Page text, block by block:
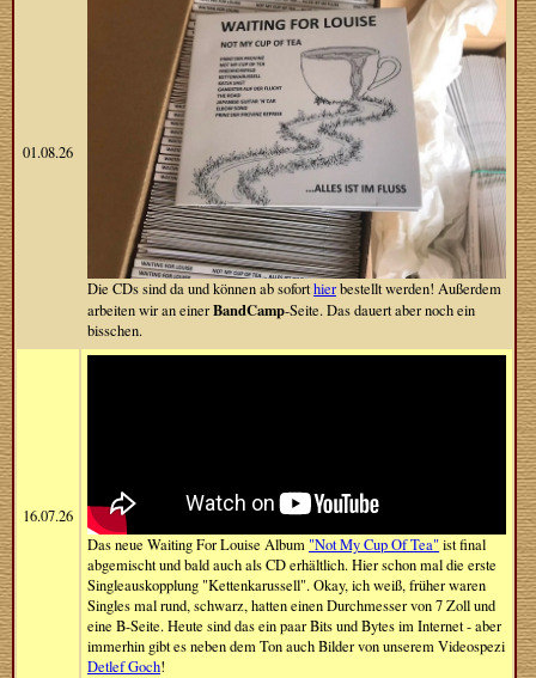
01.08.26
Die CDs sind da und können ab soforthierbestellt werden! Außerdem
arbeiten wir an einerBandCamp-Seite. Das dauert aber noch ein
bisschen.
16.07.26
Das neue Waiting For Louise Album "Not My Cup Of Tea" ist final
abgemischt und bald auch als CD erhältlich. Hier schon mal die erste
Singleauskopplung "Kettenkarussell". Okay, ich weiß, früher waren
Singles mal rund, schwarz, hatten einen Durchmesser von 7 Zoll und
eine B-Seite. Heute sind das ein paar Bits und Bytes im Internet - aber
immerhin gibt es neben dem Ton auch Bilder von unserem Videospezi
Detlef Goch!